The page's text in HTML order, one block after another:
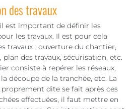
des travaux
est important de définir les
les travaux. Il est pour cela
travaux : ouverture du chantier,
des travaux, sécurisation, etc.
consiste à repérer les réseaux,
découpe de la tranchée, etc. La
dite se fait après ces
effectuées, il faut mettre en